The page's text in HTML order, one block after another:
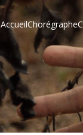
AccueilChorégraphe